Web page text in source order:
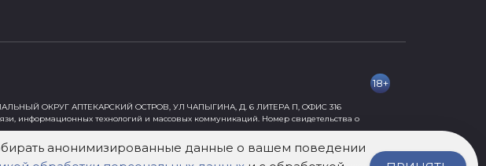
18+
ОКРУГ АПТЕКАРСКИЙ ОСТРОВ, УЛ ЧАПЫГИНА, Д. 6 ЛИТЕРА П, ОФИС 316
информационных технологий и массовых коммуникаций. Номер свидетельства о
анонимизированные данные о вашем поведении